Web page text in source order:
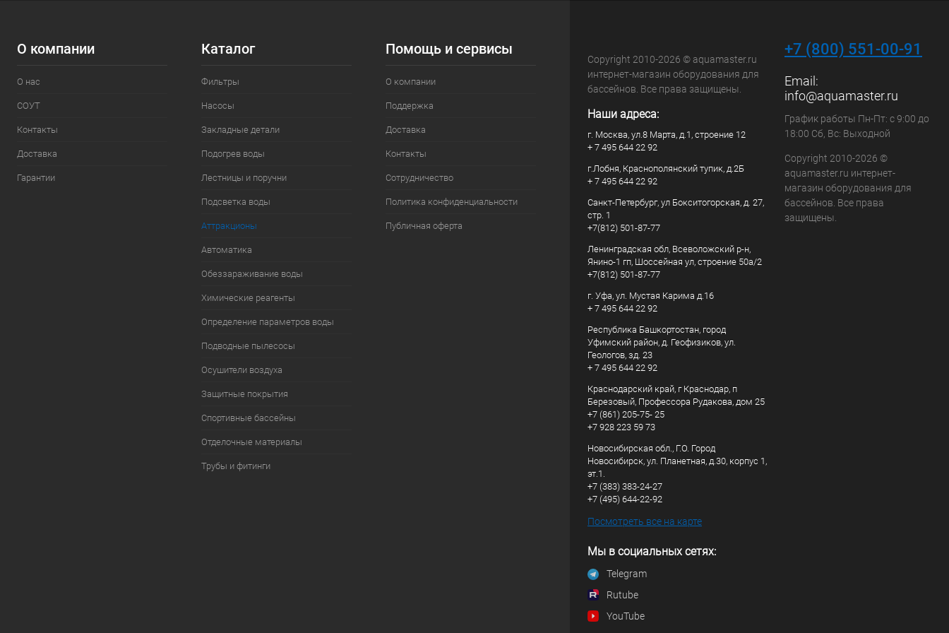
О компании
О нас
СОУТ
Контакты
Доставка
Гарантии
Каталог
Фильтры
Насосы
Закладные детали
Подогрев воды
Лестницы и поручни
Подсветка воды
Аттракционы
Автоматика
Обеззараживание воды
Химические реагенты
Определение параметров воды
Подводные пылесосы
Осушители воздуха
Защитные покрытия
Спортивные бассейны
Отделочные материалы
Трубы и фитинги
Помощь и сервисы
О компании
Поддержка
Доставка
Контакты
Сотрудничество
Политика конфиденциальности
Публичная оферта
Copyright 2010-2026 © aquamaster.ru
интернет-магазин оборудования для
бассейнов. Все права защищены.
Наши адреса:
г. Москва, ул.8 Марта, д.1, строение 12
+ 7 495 644 22 92
г.Лобня, Краснополянский тупик, д.2Б
+ 7 495 644 22 92
Санкт-Петербург, ул Бокситогорская, д. 27,
стр. 1
+7(812) 501-87-77
Ленинградская обл, Всеволожский р-н,
Янино-1 гп, Шоссейная ул, строение 50а/2
+7(812) 501-87-77
г. Уфа, ул. Мустая Карима д.16
+ 7 495 644 22 92
Республика Башкортостан, город
Уфимский район, д. Геофизиков, ул.
Геологов, зд. 23
+ 7 495 644 22 92
Краснодарский край, г Краснодар, п
Березовый, Профессора Рудакова, дом 25
+7 (861) 205-75- 25
+7 928 223 59 73
Новосибирская обл., Г.О. Город
Новосибирск, ул. Планетная, д.30, корпус 1,
эт.1.
+7 (383) 383-24-27
+7 (495) 644-22-92
Посмотреть все на карте
Мы в социальных сетях:
Telegram
Rutube
YouTube
+7 (800) 551-00-91
Email:
info@aquamaster.ru
График работы Пн-Пт: с 9:00 до
18:00 Сб, Вс: Выходной
Copyright 2010-2026 ©
aquamaster.ru интернет-
магазин оборудования для
бассейнов. Все права
защищены.